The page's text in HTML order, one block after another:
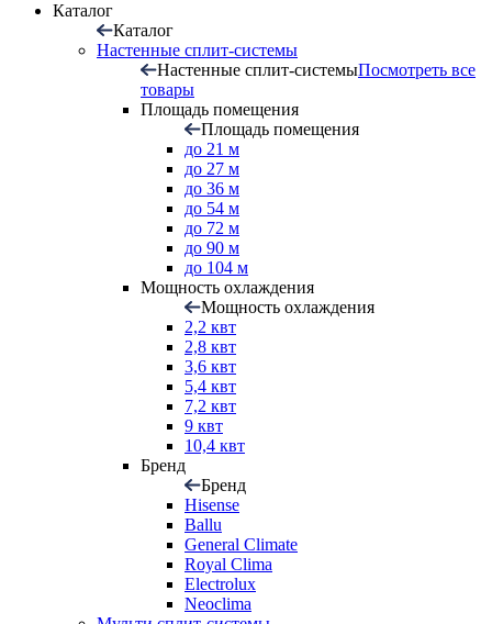
Каталог
Каталог
Настенные сплит-системы
Настенные сплит-системыПосмотреть все
товары
Площадь помещения
Площадь помещения
до 21 м
до 27 м
до 36 м
до 54 м
до 72 м
до 90 м
до 104 м
Мощность охлаждения
Мощность охлаждения
2,2 квт
2,8 квт
3,6 квт
5,4 квт
7,2 квт
9 квт
10,4 квт
Бренд
Бренд
Hisense
Ballu
General Climate
Royal Clima
Electrolux
Neoclima